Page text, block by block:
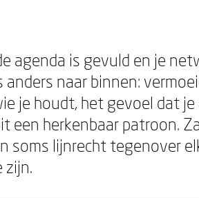
agenda is gevuld en je
naar binnen:
je houdt, het gevoel dat
een herkenbaar patroon.
soms lijnrecht tegenover